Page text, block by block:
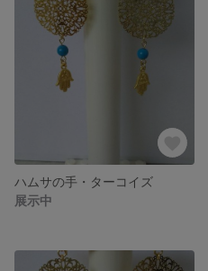
ハムサの手・ターコイズ
展示中